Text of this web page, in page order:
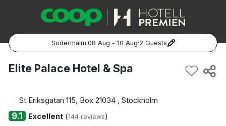
Södermalm·08 Aug - 10 Aug·2 Guests
Popular Destinations:
Elite Palace Hotel & Spa
St Eriksgatan 115, Box 21034 , Stockholm
9.1 Excellent(144 reviews)